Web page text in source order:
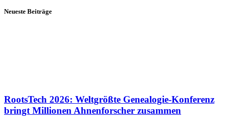
Neueste Beiträge
RootsTech 2026: Weltgrößte Genealogie-Konferenz
bringt Millionen Ahnenforscher zusammen